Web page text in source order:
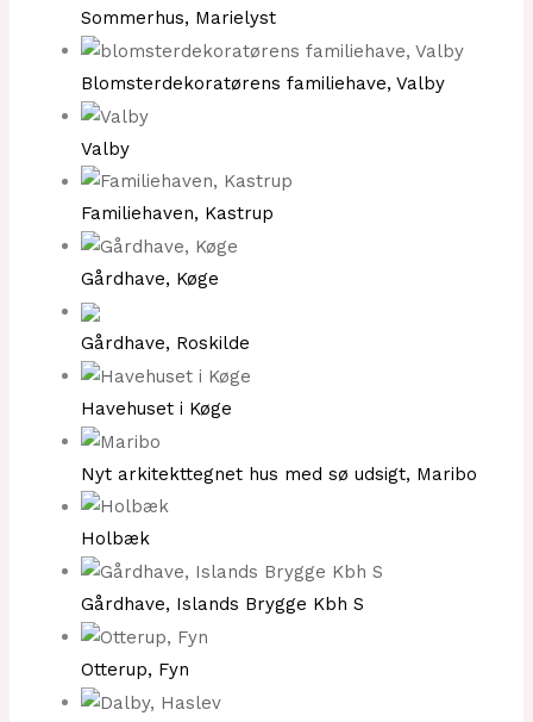
Sommerhus, Marielyst
Blomsterdekoratørens familiehave, Valby
Valby
Familiehaven, Kastrup
Gårdhave, Køge
Gårdhave, Roskilde
Havehuset i Køge
Nyt arkitekttegnet hus med sø udsigt, Maribo
Holbæk
Gårdhave, Islands Brygge Kbh S
Otterup, Fyn